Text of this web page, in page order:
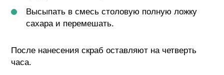
Высыпать в смесь столовую полную ложку
сахара и перемешать.
После нанесения скраб оставляют на четверть
часа.